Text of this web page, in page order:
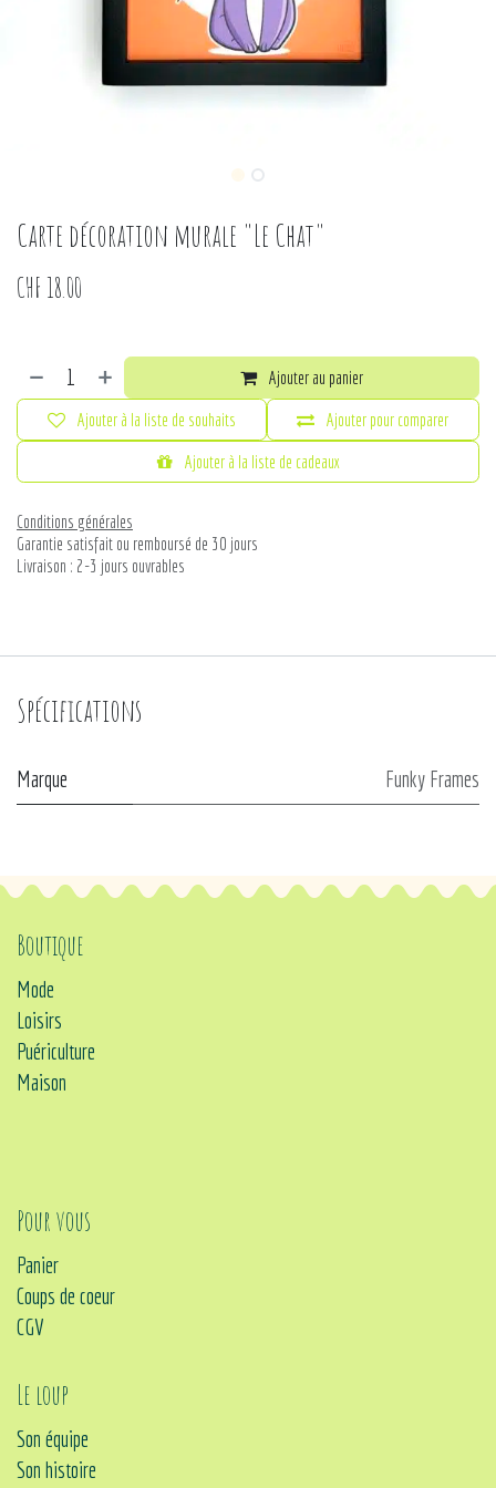
Carte décoration murale "Le Chat"
CHF 18.00
Ajouter au panier
Ajouter pour comparer
Ajouter à la liste de cadeaux
Ajouter à la liste de souhaits
Conditions générales
Garantie satisfait ou remboursé de 30 jours
Livraison : 2-3 jours ouvrables
Spécifications
Marque Funky Frames
Boutique
Mode
Loisirs
Puériculture
Maison
Pour vous
Panier
Coups de coeur
CGV
Le loup
Son équipe
Son histoire